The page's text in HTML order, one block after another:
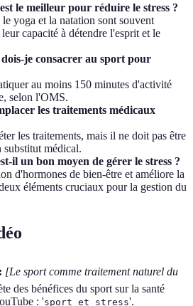
le meilleur pour réduire le stress ?
yoga et la natation sont souvent
capacité à détendre l'esprit et le
je consacrer au sport pour
au moins 150 minutes d'activité
selon l'OMS.
les traitements médicaux
les traitements, mais il ne doit pas être
substitut médical.
il un bon moyen de gérer le stress ?
d'hormones de bien-être et améliore la
éléments cruciaux pour la gestion du
[Le sport comme traitement naturel du
des bénéfices du sport sur la santé
: 'sport et stress'.